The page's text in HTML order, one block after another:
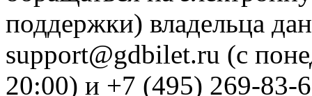
поддержки) владельца
support@gdbilet.ru (с
20:00) и +7 (495) 269-83-